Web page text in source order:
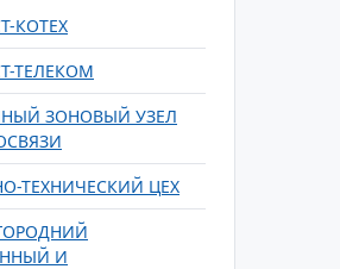
КОТЕХ
ТЕЛЕКОМ
ЗОНОВЫЙ УЗЕЛ
ТЕХНИЧЕСКИЙ ЦЕХ
И